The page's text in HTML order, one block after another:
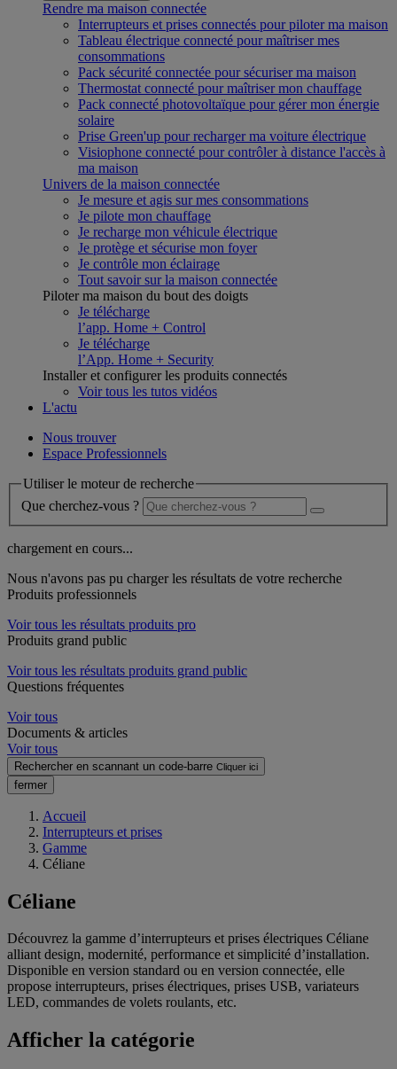
Rendre ma maison connectée
Interrupteurs et prises connectés pour piloter ma maison
Tableau électrique connecté pour maîtriser mes
consommations
Pack sécurité connectée pour sécuriser ma maison
Thermostat connecté pour maîtriser mon chauffage
Pack connecté photovoltaïque pour gérer mon énergie
solaire
Prise Green'up pour recharger ma voiture électrique
Visiophone connecté pour contrôler à distance l'accès à
ma maison
Univers de la maison connectée
Je mesure et agis sur mes consommations
Je pilote mon chauffage
Je recharge mon véhicule électrique
Je protège et sécurise mon foyer
Je contrôle mon éclairage
Tout savoir sur la maison connectée
Piloter ma maison du bout des doigts
Je télécharge
l’app. Home + Control
Je télécharge
l’App. Home + Security
Installer et configurer les produits connectés
Voir tous les tutos vidéos
L'actu
Nous trouver
Espace Professionnels
Utiliser le moteur de recherche
Que cherchez-vous ?
chargement en cours...
Nous n'avons pas pu charger les résultats de votre recherche
Produits professionnels
Voir tous les résultats produits pro
Produits grand public
Voir tous les résultats produits grand public
Questions fréquentes
Voir tous
Documents & articles
Voir tous
Rechercher en scannant un code-barre Cliquer ici
fermer
Accueil
Interrupteurs et prises
Gamme
Céliane
Céliane
Découvrez la gamme d’interrupteurs et prises électriques Céliane
alliant design, modernité, performance et simplicité d’installation.
Disponible en version standard ou en version connectée, elle
propose interrupteurs, prises électriques, prises USB, variateurs
LED, commandes de volets roulants, etc.
Afficher la catégorie